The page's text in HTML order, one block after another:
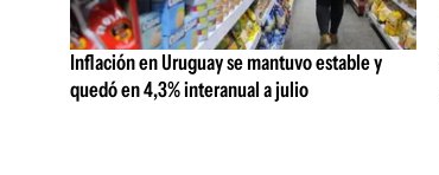
Inflación en Uruguay se mantuvo estable y
quedó en 4,3% interanual a julio